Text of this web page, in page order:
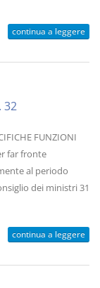
continua a leggere
32
FUNZIONI
far fronte
al periodo
dei ministri 31
continua a leggere